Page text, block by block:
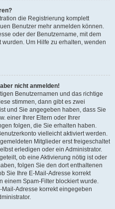
die Registrierung komplett
Benutzer mehr anmelden können.
oder der Benutzername, mit dem
Um Hilfe zu erhalten, wenden
nicht anmelden!
Benutzernamen und das richtige
stimmen, dann gibt es zwei
und Sie angegeben haben, dass Sie
einer Ihrer Eltern oder Ihrer
folgen, die Sie erhalten haben.
vielleicht aktiviert werden.
Mitglieder erst freigeschaltet
erledigen oder ein Administrator.
ob eine Aktivierung nötig ist oder
folgen Sie den dort enthaltenen
Sie Ihre E-Mail-Adresse korrekt
einem Spam-Filter blockiert wurde.
Adresse korrekt eingegeben